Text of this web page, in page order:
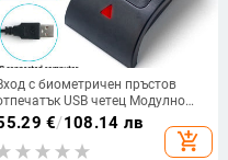
с биометричен пръстов
USB четец Модулно
за скенер за Windows
10 11 Hello Biometrics Ключ за
Безопасно влизане в
€/108.14 лв
add_shopping_cart